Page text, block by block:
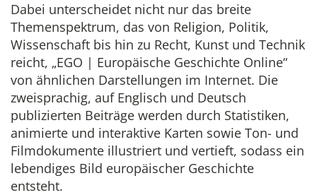
Dabei unterscheidet nicht nur das breite
Themenspektrum, das von Religion, Politik,
Wissenschaft bis hin zu Recht, Kunst und Technik
reicht, „EGO | Europäische Geschichte Online“
von ähnlichen Darstellungen im Internet. Die
zweisprachig, auf Englisch und Deutsch
publizierten Beiträge werden durch Statistiken,
animierte und interaktive Karten sowie Ton- und
Filmdokumente illustriert und vertieft, sodass ein
lebendiges Bild europäischer Geschichte
entsteht.